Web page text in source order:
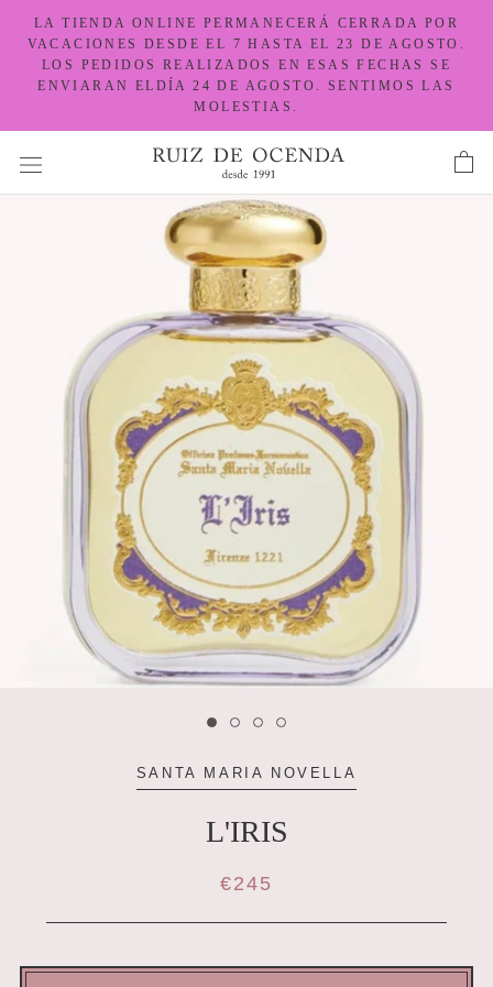
contenido
LA TIENDA ONLINE PERMANECERÁ CERRADA POR
VACACIONES DESDE EL 7 HASTA EL 23 DE AGOSTO.
LOS PEDIDOS REALIZADOS EN ESAS FECHAS SE
ENVIARAN ELDÍA 24 DE AGOSTO. SENTIMOS LAS
MOLESTIAS.
SANTA MARIA NOVELLA
L'IRIS
€245